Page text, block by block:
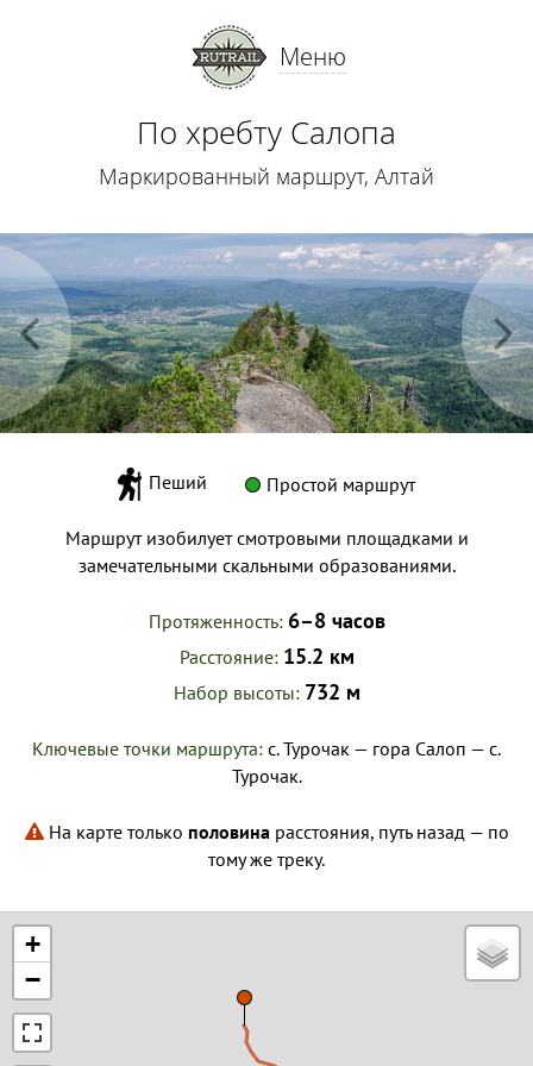
Меню
По хребту Салопа
Маркированный маршрут, Алтай
Пеший Простой маршрут
Маршрут изобилует смотровыми площадками и
замечательными скальными образованиями.
Протяженность 6–8 часов
Расстояние 15.2 км
Набор высоты 732 м
Ключевые точки маршрута: с. Турочак — гора Салоп — с.
Турочак.
На карте только половинарасстояния, путь назад — по
тому же треку.
+
−